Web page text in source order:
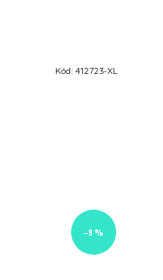
–9 %
Kód: 412723-XL